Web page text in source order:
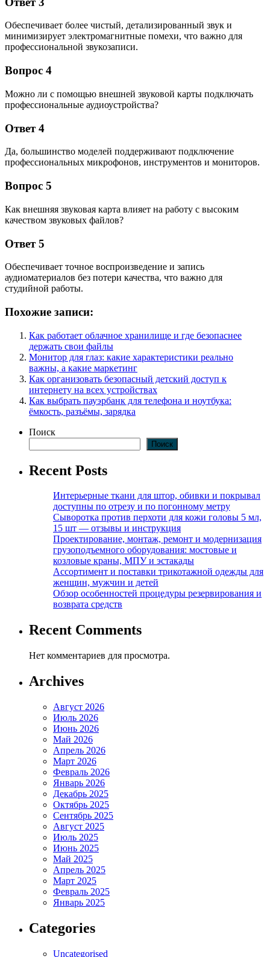
Обеспечивает более чистый, детализированный звук и
минимизирует электромагнитные помехи, что важно для
профессиональной звукозаписи.
Вопрос 4
Можно ли с помощью внешней звуковой карты подключать
профессиональные аудиоустройства?
Ответ 4
Да, большинство моделей поддерживают подключение
профессиональных микрофонов, инструментов и мониторов.
Вопрос 5
Как внешняя звуковая карта влияет на работу с высоким
качеством звуковых файлов?
Ответ 5
Обеспечивает точное воспроизведение и запись
аудиоматериалов без потери качества, что важно для
студийной работы.
Похожие записи:
Как работает облачное хранилище и где безопаснее
держать свои файлы
Монитор для глаз: какие характеристики реально
важны, а какие маркетинг
Как организовать безопасный детский доступ к
интернету на всех устройствах
Как выбрать пауэрбанк для телефона и ноутбука:
ёмкость, разъёмы, зарядка
Поиск
Поиск
Recent Posts
Интерьерные ткани для штор, обивки и покрывал
доступны по отрезу и по погонному метру
Сыворотка против перхоти для кожи головы 5 мл,
15 шт — отзывы и инструкция
Проектирование, монтаж, ремонт и модернизация
грузоподъемного оборудования: мостовые и
козловые краны, МПУ и эстакады
Ассортимент и поставки трикотажной одежды для
женщин, мужчин и детей
Обзор особенностей процедуры резервирования и
возврата средств
Recent Comments
Нет комментариев для просмотра.
Archives
Август 2026
Июль 2026
Июнь 2026
Май 2026
Апрель 2026
Март 2026
Февраль 2026
Январь 2026
Декабрь 2025
Октябрь 2025
Сентябрь 2025
Август 2025
Июль 2025
Июнь 2025
Май 2025
Апрель 2025
Март 2025
Февраль 2025
Январь 2025
Categories
Uncategorised